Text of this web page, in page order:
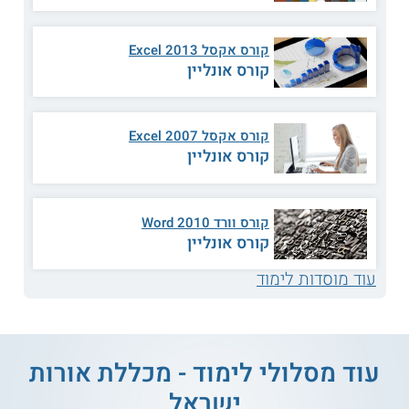
מבוא למדעי המחשב מבנה נתונים
סייבר ואבטחת רשתות
הסתברות וסטטיסטיקה ניתוח מערכות מידע
לוגיקה ומערכות
ספרותיות
פורמליות
קורס אקסל 2013 Excel
קורס אונליין
קורס אקסל 2007 Excel
קורס אונליין
קורס וורד 2010 Word
קורס אונליין
עוד מוסדות לימוד
עוד מסלולי לימוד - מכללת אורות